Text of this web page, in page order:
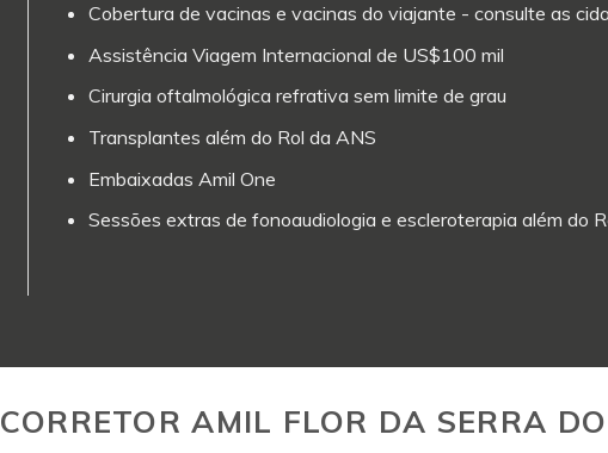
Cobertura de vacinas e vacinas do viajante - consulte as
Assistência Viagem Internacional de US$100 mil
Cirurgia oftalmológica refrativa sem limite de grau
Transplantes além do Rol da ANS
Embaixadas Amil One
Sessões extras de fonoaudiologia e escleroterapia além do
CORRETOR AMIL FLOR DA SERRA